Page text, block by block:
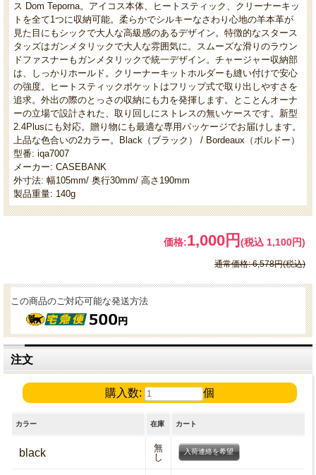
ス Dom Teporna。アイコス本体、ヒートスティック、クリーナーキッ
トを全て1つに収納可能。柔らかでシルキーなさわり心地の羊本革が
見た目にもシックで大人な高級感のあるデザイン。特徴的なスタース
タッズはガンメタリックで大人な雰囲気に。スムーズな滑りのラウン
ドファスナーもガンメタリックで統一デザイン。チャージャー収納部
は、しっかりホールド。クリーナーキットホルダーも縫い付けで安心
の強度。ヒートスティックポケットはフリップ式で取り出しやすさを
追求。外出の際のとっさの収納にも力を発揮します。とことんオーナ
ーの立場で設計された、取り回しにストレスの無いケースです。新型
2.4Plusにも対応。贈り物にも最適な専用パッケージでお届けします。
上品な色合いの2カラー。Black（ブラック） / Bordeaux（ボルドー）
型番: iqa7007
メーカー: CASEBANK
外寸法: 幅105mm/ 奥行30mm/ 高さ190mm
製品重量: 140g
価格:1,000円 (税込 1,100円)
通常価格: 6,578円(税込)
この商品のご対応可能な発送方法
注文
購入数: 個
カラー 在庫 カート
black
無
し
入荷連絡を希望